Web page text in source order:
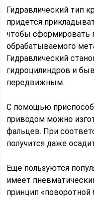
Гидравлический тип
придется
чтобы сформировать
обрабатываемого
Гидравлический
гидроцилиндров и
передвижным.
С помощью
приводом можно
фальцев. При
получится даже
Еще пользуются
имеет
принцип «поворотной